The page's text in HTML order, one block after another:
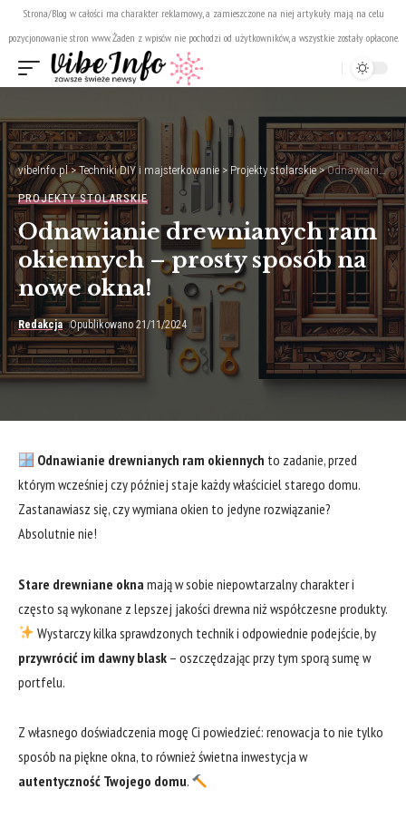
Strona/Blog w całości ma charakter reklamowy, a zamieszczone na niej artykuły mają na celu
pozycjonowanie stron www. Żaden z wpisów nie pochodzi od użytkowników, a wszystkie zostały opłacone.
vibeInfo.pl>Techniki DIY i majsterkowanie > Projekty stolarskie>Odnawianie drewnianych ram okiennych – prosty sposób na nowe okna!
PROJEKTY STOLARSKIE
Odnawianie drewnianych ram
okiennych – prosty sposób na
nowe okna!
Redakcja Opublikowano 21/11/2024
Odnawianie drewnianych ram ‍okiennych to‍ zadanie, przed
którym wcześniej czy ‌później staje każdy właściciel ⁣starego domu.
‌Zastanawiasz się, czy wymiana​ okien to jedyne rozwiązanie?​
Absolutnie nie!
Stare drewniane okna mają w sobie niepowtarzalny charakter i
często są wykonane z lepszej jakości drewna niż ​współczesne ⁢produkty.
Wystarczy kilka sprawdzonych technik i odpowiednie podejście, by ​
przywrócić‍ im dawny blask – oszczędzając przy tym sporą sumę w
portfelu.
Z własnego doświadczenia mogę Ci powiedzieć: renowacja to nie tylko
sposób na piękne okna, to również świetna⁢ inwestycja w
autentyczność Twojego domu.